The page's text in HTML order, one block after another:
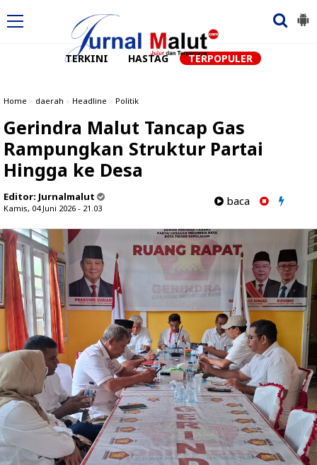
TERKINI HASTAG TERPOPULER
Home » daerah » Headline » Politik
Gerindra Malut Tancap Gas
Rampungkan Struktur Partai
Hingga ke Desa
Editor: Jurnalmalut
Kamis, 04 Juni 2026 - 21.03
baca